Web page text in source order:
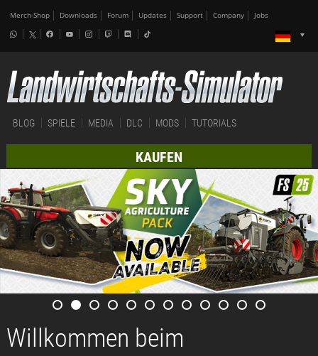
Merch-Shop Downloads Forum Updates Support Company Jobs
BLOG SPIELE MEDIA DLC MODS TUTORIALS
KAUFEN
Willkommen beim